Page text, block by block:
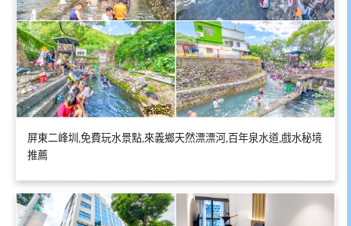
屏東二峰圳,免費玩水景點,來義鄉天然漂漂河,百年泉水道,戲水秘境
推薦